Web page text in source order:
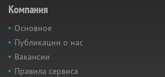
Компания
Основное
Публикации о нас
Вакансии
Правила сервиса